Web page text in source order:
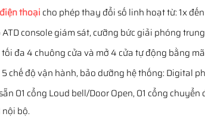
thoại cho phép thay đổi số linh hoạt từ: 1x
ATD console giám sát, cưỡng bức giải phóng
tối đa 4 chuông cửa và mở 4 cửa tự động bằng
chế độ vận hành, bảo dưỡng hệ thống: Digital
01 cổng Loud bell/Door Open, 01 cổng
bộ.